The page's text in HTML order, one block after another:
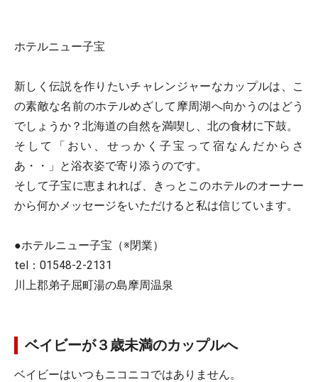
ホテルニュー子宝
新しく伝説を作りたいチャレンジャーなカップルは、こ
の素敵な名前のホテルめざして摩周湖へ向かうのはどう
でしょうか？北海道の自然を満喫し、北の食材に下鼓。
そして「おい、せっかく子宝って宿なんだからさ
あ・・」と浴衣姿で寄り添うのです。
そして子宝に恵まれれば、きっとこのホテルのオーナー
から何かメッセージをいただけると私は信じています。
●ホテルニュー子宝（※閉業）
tel：01548-2-2131
川上郡弟子屈町湯の島摩周温泉
ベイビーが３歳未満のカップルへ
ベイビーはいつもニコニコではありません。